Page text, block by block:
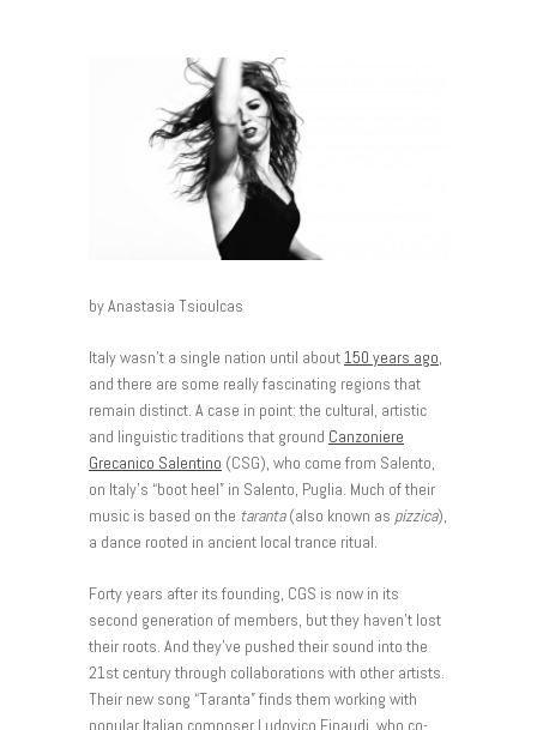
by Anastasia Tsioulcas
Italy wasn’t a single nation until about150 years ago,
and there are some really fascinating regions that
remain distinct. A case in point: the cultural, artistic
and linguistic traditions that ground Canzoniere
Grecanico Salentino (CSG), who come from Salento,
on Italy’s “boot heel” in Salento, Puglia. Much of their
music is based on the taranta(also known as pizzica),
a dance rooted in ancient local trance ritual.
Forty years after its founding, CGS is now in its
second generation of members, but they haven’t lost
their roots. And they’ve pushed their sound into the
21st century through collaborations with other artists.
Their new song “Taranta” finds them working with
popular Italian composer Ludovico Einaudi, who co-